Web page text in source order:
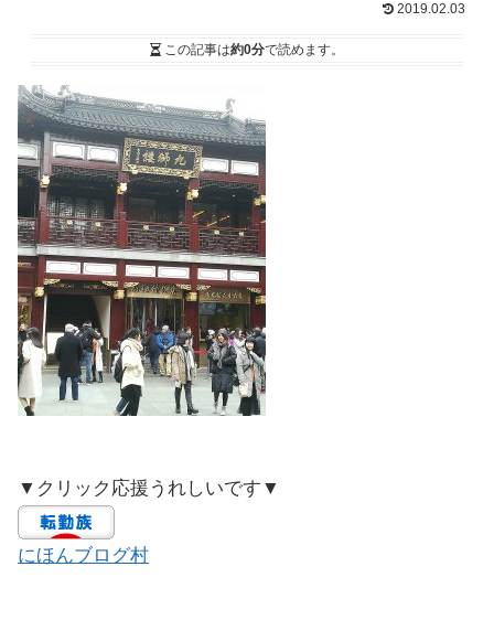
2019.02.03
この記事は約0分で読めます。
▼クリック応援うれしいです▼
にほんブログ村